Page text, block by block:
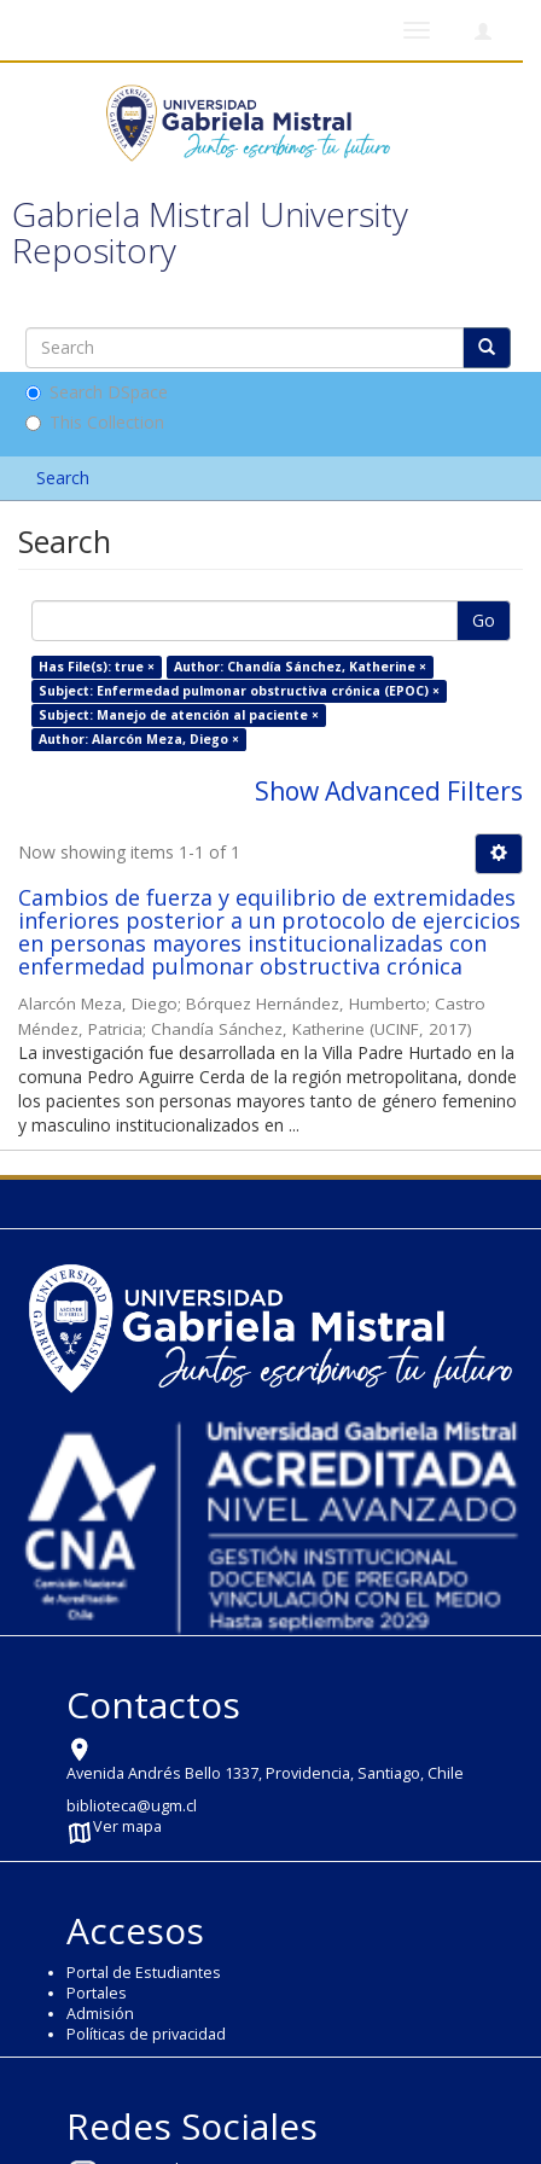
Gabriela Mistral University
Repository
Search DSpace
This Collection
Search
Search
Go
Has File(s): true ×
Author: Chandía Sánchez, Katherine ×
Subject: Enfermedad pulmonar obstructiva crónica (EPOC) ×
Subject: Manejo de atención al paciente ×
Author: Alarcón Meza, Diego ×
Show Advanced Filters
Now showing items 1-1 of 1
Cambios de fuerza y equilibrio de extremidades
inferiores posterior a un protocolo de ejercicios
en personas mayores institucionalizadas con
enfermedad pulmonar obstructiva crónica
Alarcón Meza, Diego; Bórquez Hernández, Humberto; Castro
Méndez, Patricia; Chandía Sánchez, Katherine (UCINF, 2017)
La investigación fue desarrollada en la Villa Padre Hurtado en la
comuna Pedro Aguirre Cerda de la región metropolitana, donde
los pacientes son personas mayores tanto de género femenino
y masculino institucionalizados en ...
Contactos
Avenida Andrés Bello 1337, Providencia, Santiago, Chile
biblioteca@ugm.cl
Ver mapa
Accesos
Portal de Estudiantes
Portales
Admisión
Políticas de privacidad
Redes Sociales